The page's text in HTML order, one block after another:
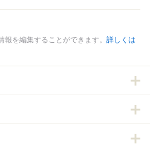
を編集することができます。 詳しくは